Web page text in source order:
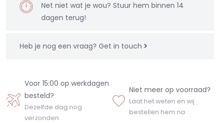
Net niet wat je wou? Stuur hem binnen 14
dagen terug!
Heb je nog een vraag? Get in touch
Voor 15:00 op werkdagen
besteld?
Dezelfde dag nog
verzonden
Niet meer op voorraad?
Laat het weten en wij
bestellen hem na